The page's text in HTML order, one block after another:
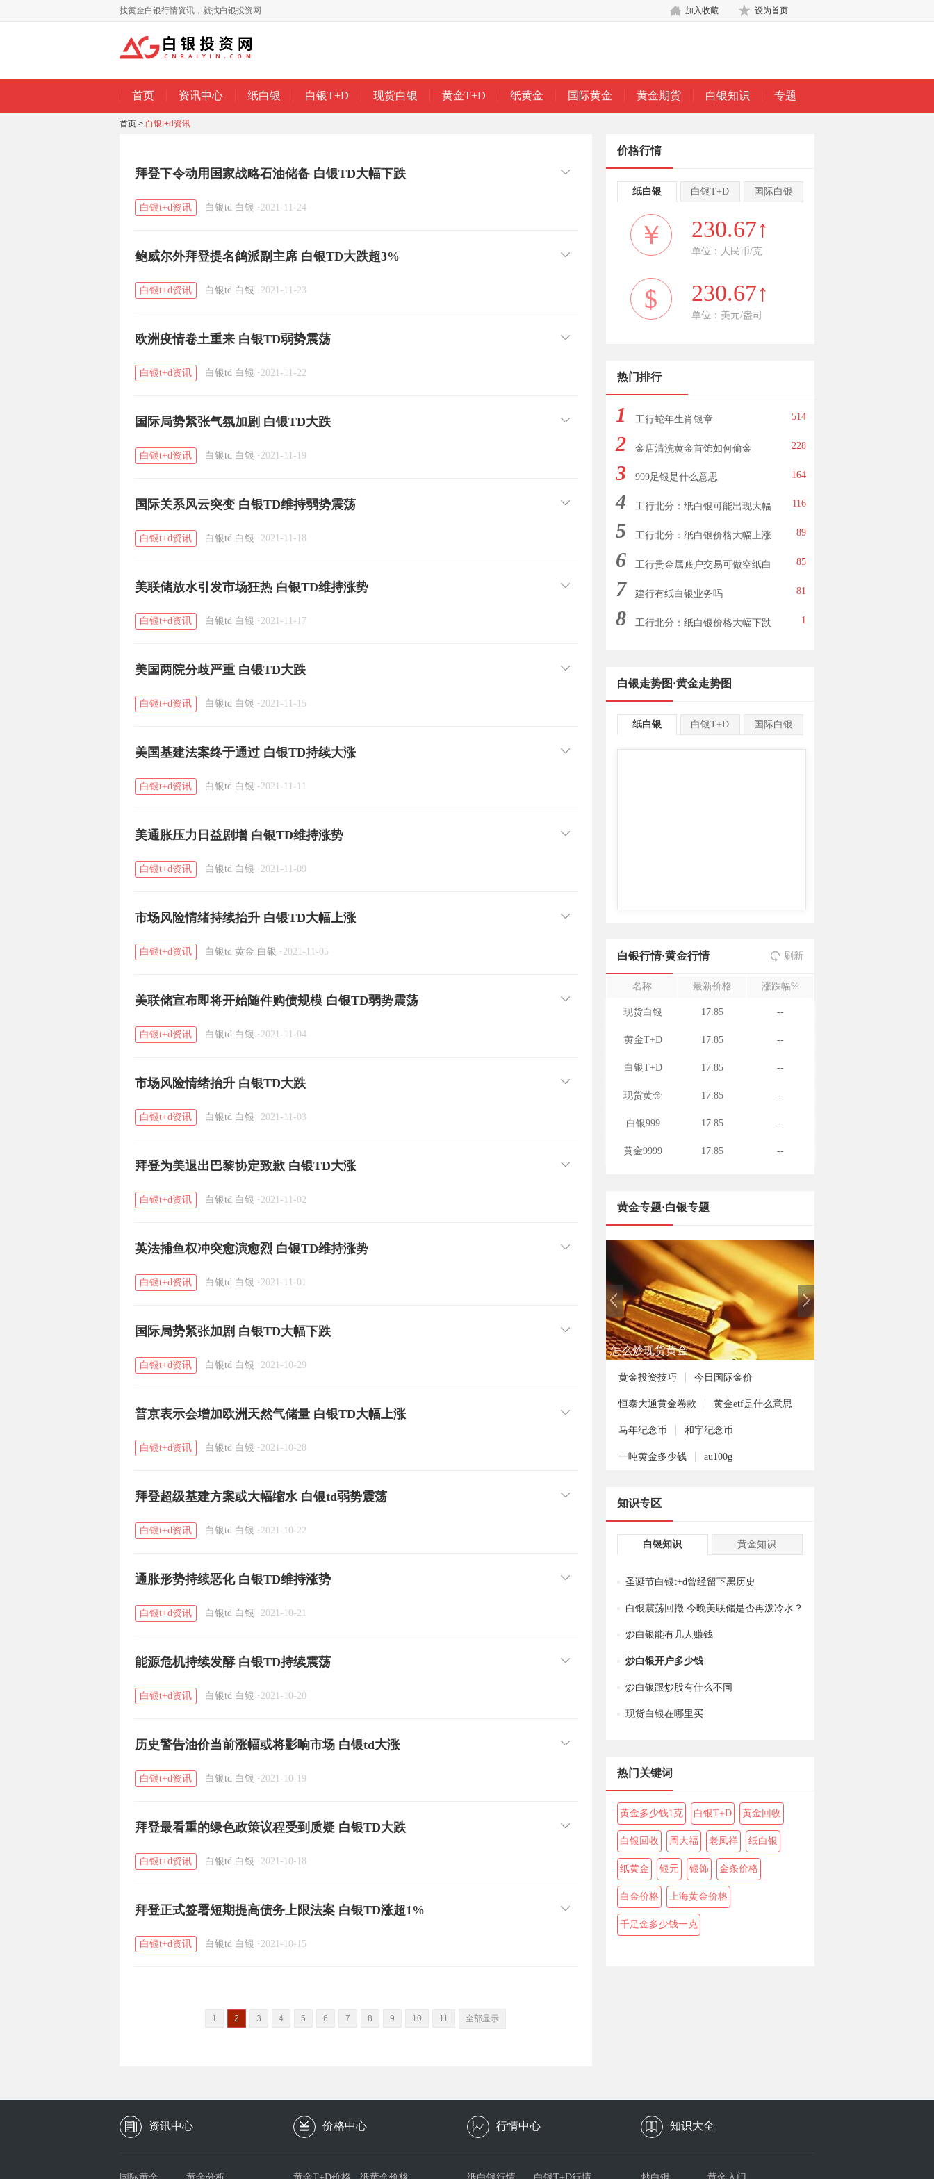
找黄金白银行情资讯，就找白银投资网 设为首页
加入收藏
首页 资讯中心 纸白银 白银T+D 现货白银 黄金T+D 纸黄金 国际黄金 黄金期货 白银知识 专题
首页 > 白银t+d资讯
拜登下令动用国家战略石油储备 白银TD大幅下跌
白银t+d资讯 白银td 白银 · 2021-11-24
鲍威尔外拜登提名鸽派副主席 白银TD大跌超3%
白银t+d资讯 白银td 白银 · 2021-11-23
欧洲疫情卷土重来 白银TD弱势震荡
白银t+d资讯 白银td 白银 · 2021-11-22
国际局势紧张气氛加剧 白银TD大跌
白银t+d资讯 白银td 白银 · 2021-11-19
国际关系风云突变 白银TD维持弱势震荡
白银t+d资讯 白银td 白银 · 2021-11-18
美联储放水引发市场狂热 白银TD维持涨势
白银t+d资讯 白银td 白银 · 2021-11-17
美国两院分歧严重 白银TD大跌
白银t+d资讯 白银td 白银 · 2021-11-15
美国基建法案终于通过 白银TD持续大涨
白银t+d资讯 白银td 白银 · 2021-11-11
美通胀压力日益剧增 白银TD维持涨势
白银t+d资讯 白银td 白银 · 2021-11-09
市场风险情绪持续抬升 白银TD大幅上涨
白银t+d资讯 白银td 黄金 白银 · 2021-11-05
美联储宣布即将开始随件购债规模 白银TD弱势震荡
白银t+d资讯 白银td 白银 · 2021-11-04
市场风险情绪抬升 白银TD大跌
白银t+d资讯 白银td 白银 · 2021-11-03
拜登为美退出巴黎协定致歉 白银TD大涨
白银t+d资讯 白银td 白银 · 2021-11-02
英法捕鱼权冲突愈演愈烈 白银TD维持涨势
白银t+d资讯 白银td 白银 · 2021-11-01
国际局势紧张加剧 白银TD大幅下跌
白银t+d资讯 白银td 白银 · 2021-10-29
普京表示会增加欧洲天然气储量 白银TD大幅上涨
白银t+d资讯 白银td 白银 · 2021-10-28
拜登超级基建方案或大幅缩水 白银td弱势震荡
白银t+d资讯 白银td 白银 · 2021-10-22
通胀形势持续恶化 白银TD维持涨势
白银t+d资讯 白银td 白银 · 2021-10-21
能源危机持续发酵 白银TD持续震荡
白银t+d资讯 白银td 白银 · 2021-10-20
历史警告油价当前涨幅或将影响市场 白银td大涨
白银t+d资讯 白银td 白银 · 2021-10-19
拜登最看重的绿色政策议程受到质疑 白银TD大跌
白银t+d资讯 白银td 白银 · 2021-10-18
拜登正式签署短期提高债务上限法案 白银TD涨超1%
白银t+d资讯 白银td 白银 · 2021-10-15
1 2 3 4 5 6 7 8 9 10 11 全部显示
价格行情
纸白银 白银T+D 国际白银
￥ 230.67↑
单位：人民币/克
$ 230.67↑
单位：美元/盎司
热门排行
1 工行蛇年生肖银章 514
2 金店清洗黄金首饰如何偷金 228
3 999足银是什么意思 164
4 工行北分：纸白银可能出现大幅
下跌
116
5 工行北分：纸白银价格大幅上涨 89
6 工行贵金属账户交易可做空纸白
银
85
7 建行有纸白银业务吗 81
8 工行北分：纸白银价格大幅下跌 1
白银走势图·黄金走势图
纸白银 白银T+D 国际白银
白银行情·黄金行情 刷新
名称 最新价格 涨跌幅%
现货白银 17.85 --
黄金T+D 17.85 --
白银T+D 17.85 --
现货黄金 17.85 --
白银999 17.85 --
黄金9999 17.85 --
黄金专题·白银专题
如何投资熊猫金币
黄金投资技巧 今日国际金价
恒泰大通黄金卷款 黄金etf是什么意思
马年纪念币 和字纪念币
一吨黄金多少钱 au100g
知识专区
白银知识 黄金知识
圣诞节白银t+d曾经留下黑历史
白银震荡回撤 今晚美联储是否再泼冷水？
炒白银能有几人赚钱
炒白银开户多少钱
炒白银跟炒股有什么不同
现货白银在哪里买
热门关键词
黄金多少钱1克 白银T+D 黄金回收
白银回收 周大福 老凤祥 纸白银
纸黄金 银元 银饰 金条价格
白金价格 上海黄金价格
千足金多少钱一克
资讯中心 价格中心 行情中心 知识大全